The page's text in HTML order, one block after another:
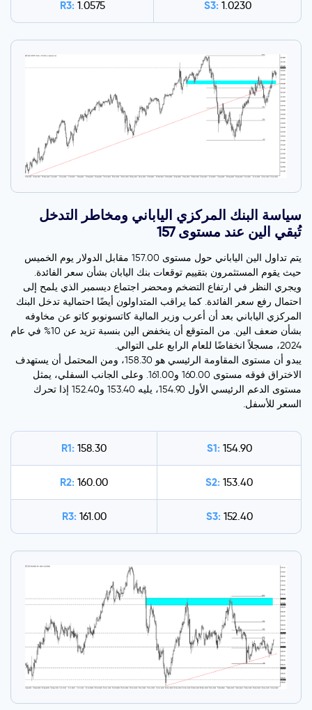
R3: 1.0575 S3: 1.0230
سياسة البنك المركزي الياباني ومخاطر التدخل
تُبقي الين عند مستوى 157
يتم تداول الين الياباني حول مستوى 157.00 مقابل الدولار يوم الخميس
حيث يقوم المستثمرون بتقييم توقعات بنك اليابان بشأن سعر الفائدة.
ويجري النظر في ارتفاع التضخم ومحضر اجتماع ديسمبر الذي يلمح إلى
احتمال رفع سعر الفائدة. كما يراقب المتداولون أيضًا احتمالية تدخل البنك
المركزي الياباني بعد أن أعرب وزير المالية كاتسونوبو كاتو عن مخاوفه
بشأن ضعف الين. من المتوقع أن ينخفض الين بنسبة تزيد عن 10% في عام
2024، مسجلاً انخفاضًا للعام الرابع على التوالي.
يبدو أن مستوى المقاومة الرئيسي هو 158.30، ومن المحتمل أن يستهدف
الاختراق فوقه مستوى 160.00 و161.00. وعلى الجانب السفلي، يمثل
مستوى الدعم الرئيسي الأول 154.90، يليه 153.40 و152.40 إذا تحرك
السعر للأسفل.
R1: 158.30 S1: 154.90
R2: 160.00 S2: 153.40
R3: 161.00 S3: 152.40